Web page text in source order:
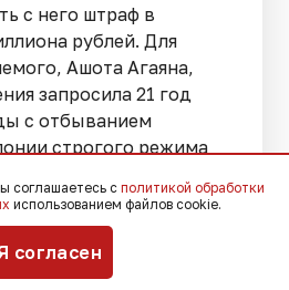
с него штраф в
рублей. Для
Ашота Агаяна,
запросила 21 год
с отбыванием
строгого режима
что степень
Торояна
При определении
соглашаетесь с политикой обработки
использованием файлов cookie.
согласен